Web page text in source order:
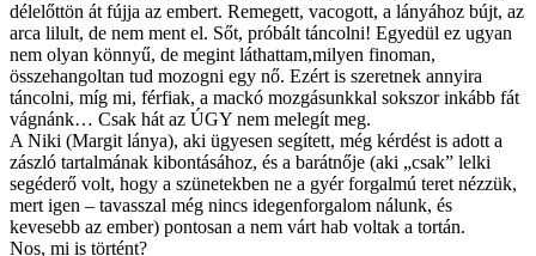
délelőttön át fújja az embert. Remegett, vacogott, a lányához bújt, az
arca lilult, de nem ment el. Sőt, próbált táncolni! Egyedül ez ugyan
nem olyan könnyű, de megint láthattam,milyen finoman,
összehangoltan tud mozogni egy nő. Ezért is szeretnek annyira
táncolni, míg mi, férfiak, a mackó mozgásunkkal sokszor inkább fát
vágnánk… Csak hát az ÚGY nem melegít meg.
A Niki (Margit lánya), aki ügyesen segített, még kérdést is adott a
zászló tartalmának kibontásához, és a barátnője (aki „csak” lelki
segéderő volt, hogy a szünetekben ne a gyér forgalmú teret nézzük,
mert igen – tavasszal még nincs idegenforgalom nálunk, és
kevesebb az ember) pontosan a nem várt hab voltak a tortán.
Nos, mi is történt?